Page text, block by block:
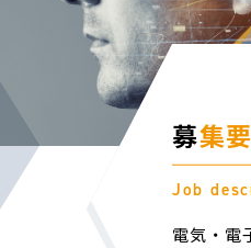
募集
Job
電気・電